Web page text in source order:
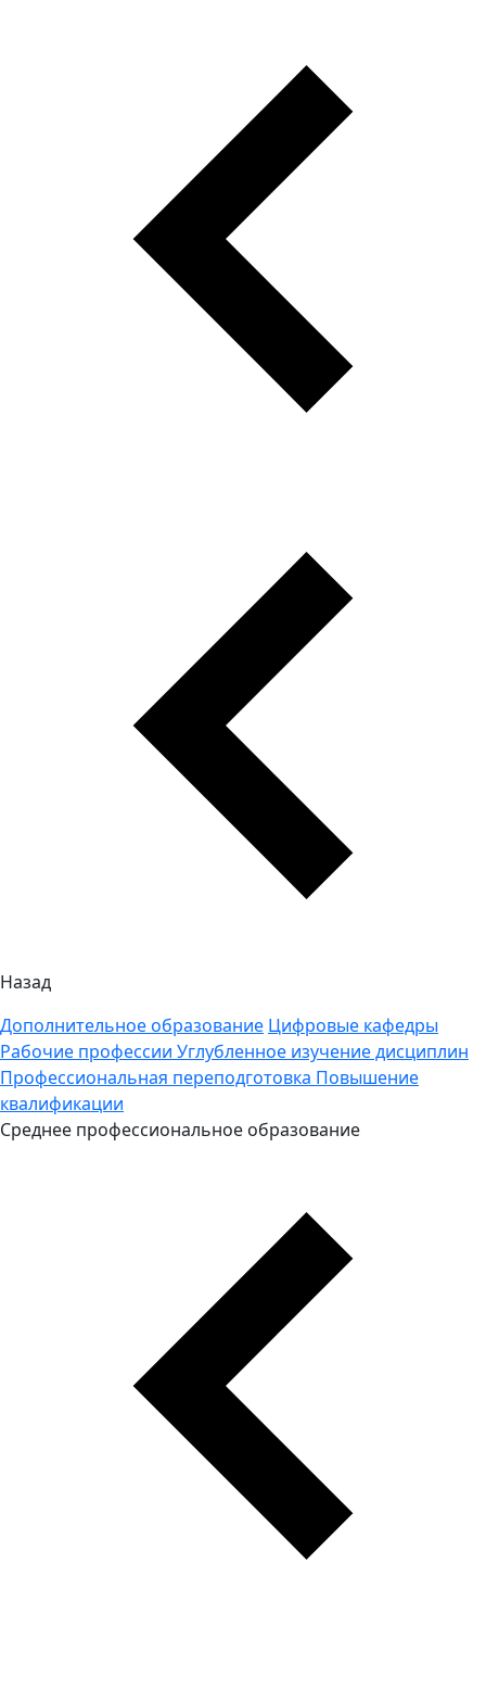
Назад
Дополнительное образование Цифровые кафедры
Рабочие профессии Углубленное изучение дисциплин
Профессиональная переподготовка Повышение
квалификации
Среднее профессиональное образование